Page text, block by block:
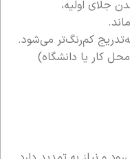
جلای اولیه،
کم‌رنگ‌تر می‌شود.
کار یا دانشگاه)